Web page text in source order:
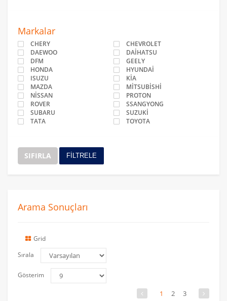
Markalar
CHERY
CHEVROLET
DAEWOO
DAİHATSU
DFM
GEELY
HONDA
HYUNDAİ
ISUZU
KİA
MAZDA
MİTSUBİSHİ
NİSSAN
PROTON
ROVER
SSANGYONG
SUBARU
SUZUKİ
TATA
TOYOTA
SIFIRLA FİLTRELE
Arama Sonuçları
Grid
Sırala
Gösterim
1 2 3